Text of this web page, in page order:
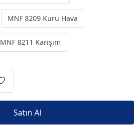
MNF 8209 Kuru Hava
MNF 8211 Karışım
Satın Al